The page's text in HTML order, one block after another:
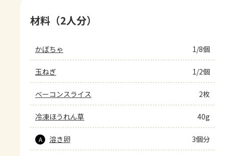
材料（2人分）
かぼちゃ 1/8個
玉ねぎ 1/2個
ベーコンスライス 2枚
冷凍ほうれん草 40g
A 溶き卵 3個分